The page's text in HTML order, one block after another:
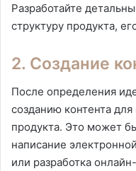
Разработайте
структуру продукта,
2. Создание
После определения
созданию контента
продукта. Это может
написание
или разработка